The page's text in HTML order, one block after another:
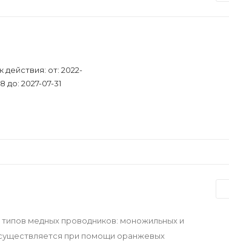
действия: от: 2022-
до: 2027-07-31
медных проводников: моножильных и
при помощи оранжевых